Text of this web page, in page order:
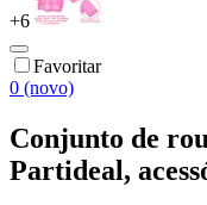
+6
Favoritar
0 (novo)
Conjunto de
Partideal,